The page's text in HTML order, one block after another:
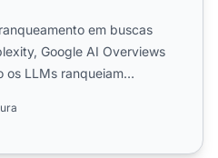
em buscas
Google AI Overviews
os LLMs ranqueiam